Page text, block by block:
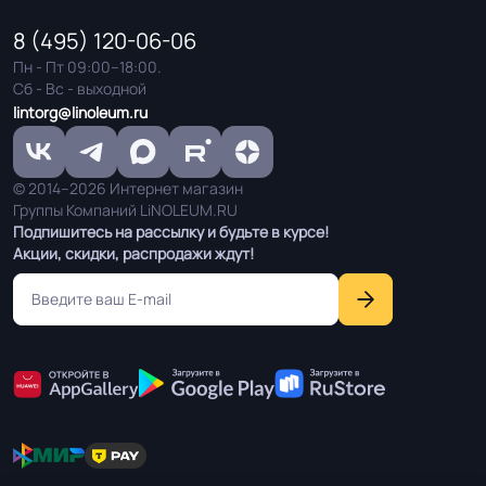
ТУ, ISO
Условия хранения
Оттенок Серый
Дизайн рисунка Ламинат
Подпишитесь на рассылку и будьте в курсе!
Акции, скидки, распродажи ждут!
8 (495) 120-06-06
Пн - Пт 09:00–18:00.
Сб - Вс - выходной
lintorg@linoleum.ru
© 2014–2026 Интернет магазин
Группы Компаний LiNOLEUM.RU